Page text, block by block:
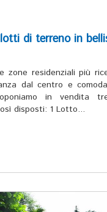
di terreno in
zone residenziali più
dal centro e
in vendita
disposti: 1 Lotto...